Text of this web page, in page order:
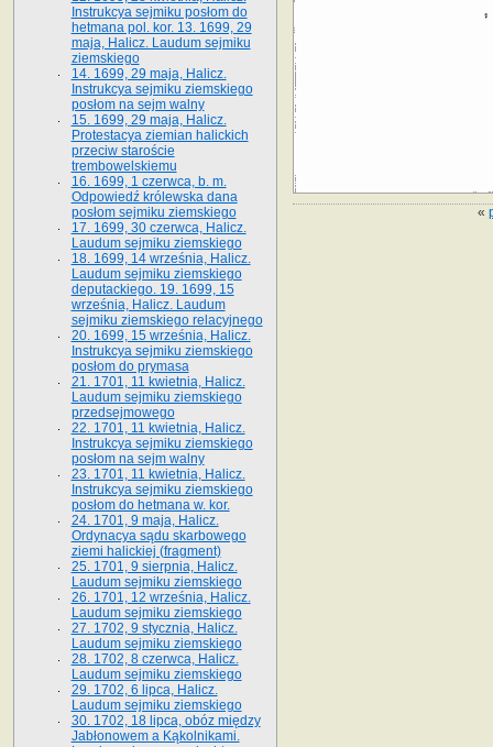
«
Instrukcya sejmiku posłom do
hetmana pol. kor. 13. 1699, 29
maja, Halicz. Laudum sejmiku
ziemskiego
14. 1699, 29 maja, Halicz.
Instrukcya sejmiku ziemskiego
posłom na sejm walny
15. 1699, 29 maja, Halicz.
Protestacya ziemian halickich
przeciw staroście
trembowelskiemu
16. 1699, 1 czerwca, b. m.
Odpowiedź królewska dana
posłom sejmiku ziemskiego
17. 1699, 30 czerwca, Halicz.
Laudum sejmiku ziemskiego
18. 1699, 14 września, Halicz.
Laudum sejmiku ziemskiego
deputackiego. 19. 1699, 15
września, Halicz. Laudum
sejmiku ziemskiego relacyjnego
20. 1699, 15 września, Halicz.
Instrukcya sejmiku ziemskiego
posłom do prymasa
21. 1701, 11 kwietnia, Halicz.
Laudum sejmiku ziemskiego
przedsejmowego
22. 1701, 11 kwietnia, Halicz.
Instrukcya sejmiku ziemskiego
posłom na sejm walny
23. 1701, 11 kwietnia, Halicz.
Instrukcya sejmiku ziemskiego
posłom do hetmana w. kor.
24. 1701, 9 maja, Halicz.
Ordynacya sądu skarbowego
ziemi halickiej (fragment)
25. 1701, 9 sierpnia, Halicz.
Laudum sejmiku ziemskiego
26. 1701, 12 września, Halicz.
Laudum sejmiku ziemskiego
27. 1702, 9 stycznia, Halicz.
Laudum sejmiku ziemskiego
28. 1702, 8 czerwca, Halicz.
Laudum sejmiku ziemskiego
29. 1702, 6 lipca, Halicz.
Laudum sejmiku ziemskiego
30. 1702, 18 lipca, obóz między
Jabłonowem a Kąkolnikami.